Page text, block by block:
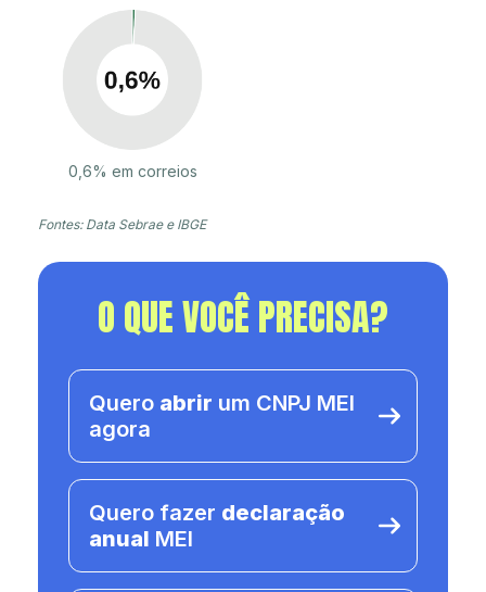
0,6% em correios
Fontes: Data Sebrae e IBGE
O QUE VOCÊ PRECISA?
Quero abrir um CNPJ MEI
agora
Quero fazer declaração
anual MEI